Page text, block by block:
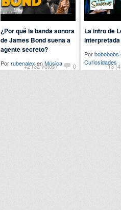
+2 (32 votos) 0
¿Por qué la banda sonora
de James Bond suena a
agente secreto?
PorrubenalexenMúsica -13
La intro de
Porbobobobs
Curiosidades